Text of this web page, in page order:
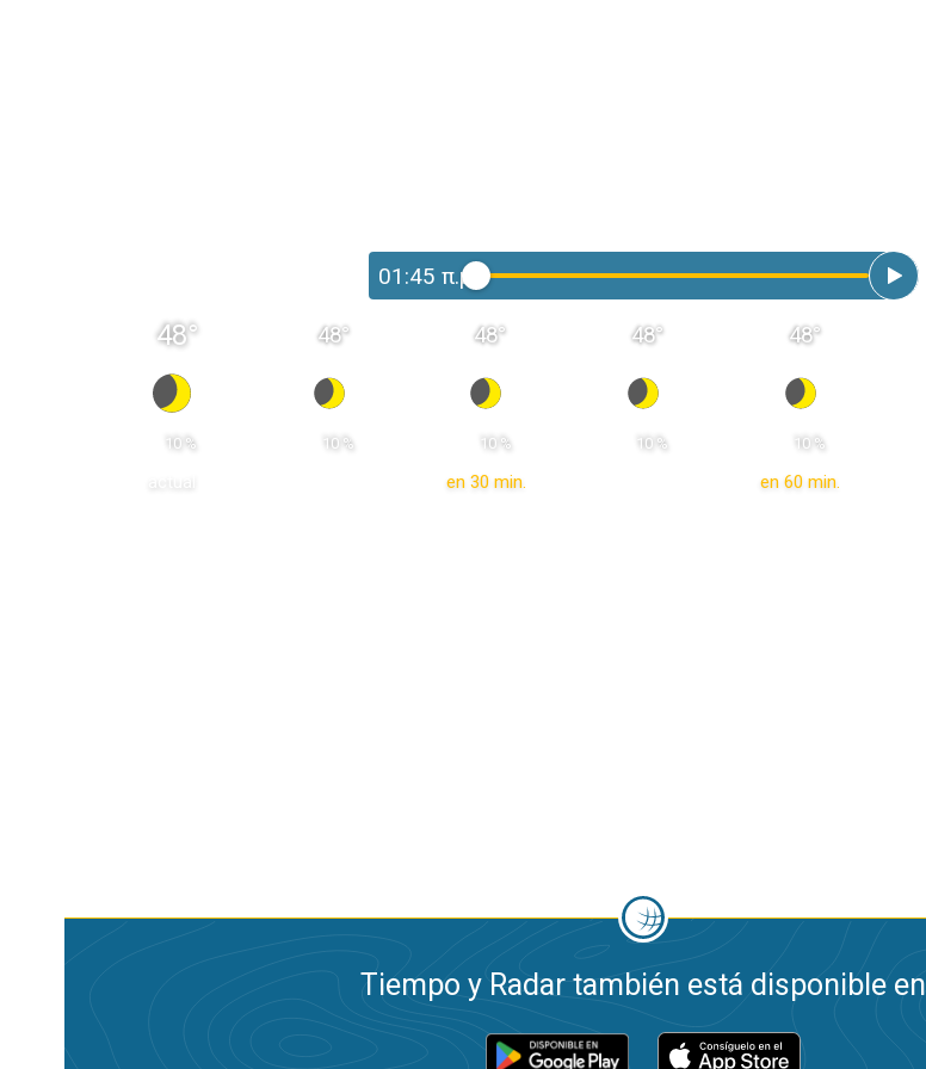
01:45 π.μ.
48°
10 %
48°
10 %
en 30 min.
48°
10 %
48°
10 %
en 60 min.
48°
10 %
Tiempo y Radar también está disponible en